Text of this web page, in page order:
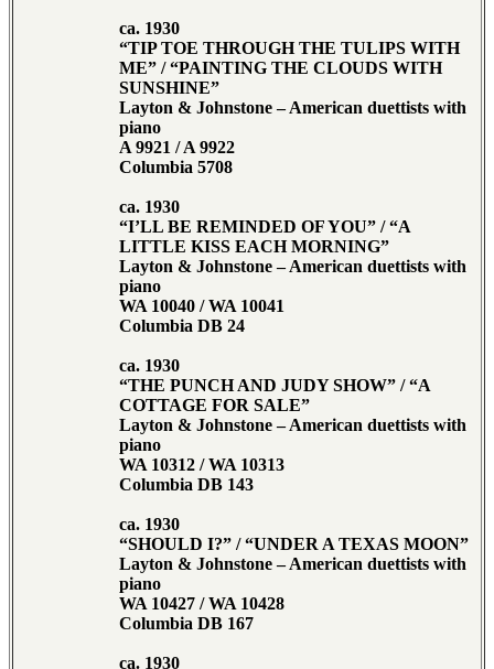
ca. 1930
“TIP TOE THROUGH THE TULIPS WITH
ME” / “PAINTING THE CLOUDS WITH
SUNSHINE”
Layton & Johnstone – American duettists with
piano
A 9921 / A 9922
Columbia 5708
ca. 1930
“I’LL BE REMINDED OF YOU” / “A
LITTLE KISS EACH MORNING”
Layton & Johnstone – American duettists with
piano
WA 10040 / WA 10041
Columbia DB 24
ca. 1930
“THE PUNCH AND JUDY SHOW” / “A
COTTAGE FOR SALE”
Layton & Johnstone – American duettists with
piano
WA 10312 / WA 10313
Columbia DB 143
ca. 1930
“SHOULD I?” / “UNDER A TEXAS MOON”
Layton & Johnstone – American duettists with
piano
WA 10427 / WA 10428
Columbia DB 167
ca. 1930